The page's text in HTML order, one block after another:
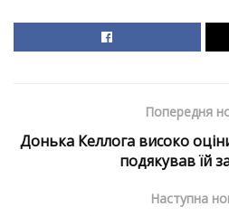
Попередня
Донька Келлога високо
подякував їй
Наступна